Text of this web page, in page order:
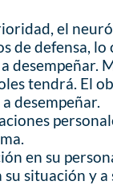
el
de defensa,
desempeñar.
tendrá. El
desempeñar.
en su
situación y a